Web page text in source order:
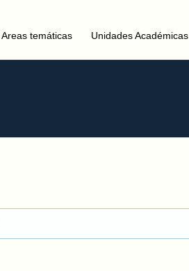
Areas temáticas Unidades Académicas